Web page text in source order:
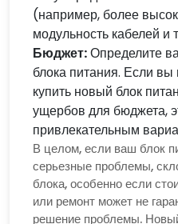
(например, более
модульность кабелей и
Бюджет:Определите
блока питания. Если
купить новый блок
ущербов для бюджета,
привлекательным
В целом, если ваш блок
серьезные проблемы,
блока, особенно если
или ремонт может не
решение проблемы.